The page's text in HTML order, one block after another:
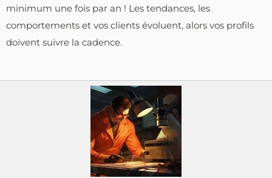
minimum une fois par an ! Les tendances, les
comportements et vos clients évoluent, alors vos profils
doivent suivre la cadence.